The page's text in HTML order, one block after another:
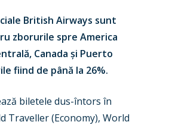
British Airways sunt
zborurile spre America
Canada și Puerto
fiind de până la 26%.
biletele dus-întors în
Traveller (Economy), World